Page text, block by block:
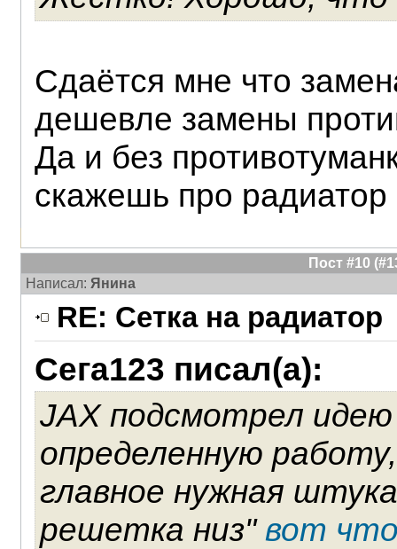
Сдаётся мне что
дешевле замены
Да и без
скажешь про радиатор
Пост #10
Написал: Янина
RE: Сетка на радиатор
Сега123 писал(а):
JAX подсмотрел
определенную
главное нужная
решетка низ"вот что